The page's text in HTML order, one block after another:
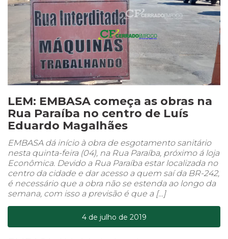
LEM: EMBASA começa as obras na
Rua Paraíba no centro de Luís
Eduardo Magalhães
EMBASA dá início à obra de esgotamento sanitário
nesta quinta-feira (04), na Rua Paraíba, próximo á loja
Econômica. Devido a Rua Paraíba estar localizada no
centro da cidade e dar acesso a quem saí da BR-242,
é necessário que a obra não se estenda ao longo da
semana, com isso a previsão é que a […]
4 de julho de 2019